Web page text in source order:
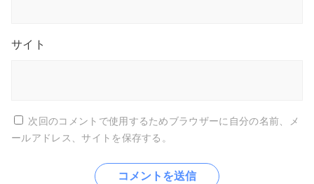
サイト
次回のコメントで使用するためブラウザーに自分の名前、メ
ールアドレス、サイトを保存する。